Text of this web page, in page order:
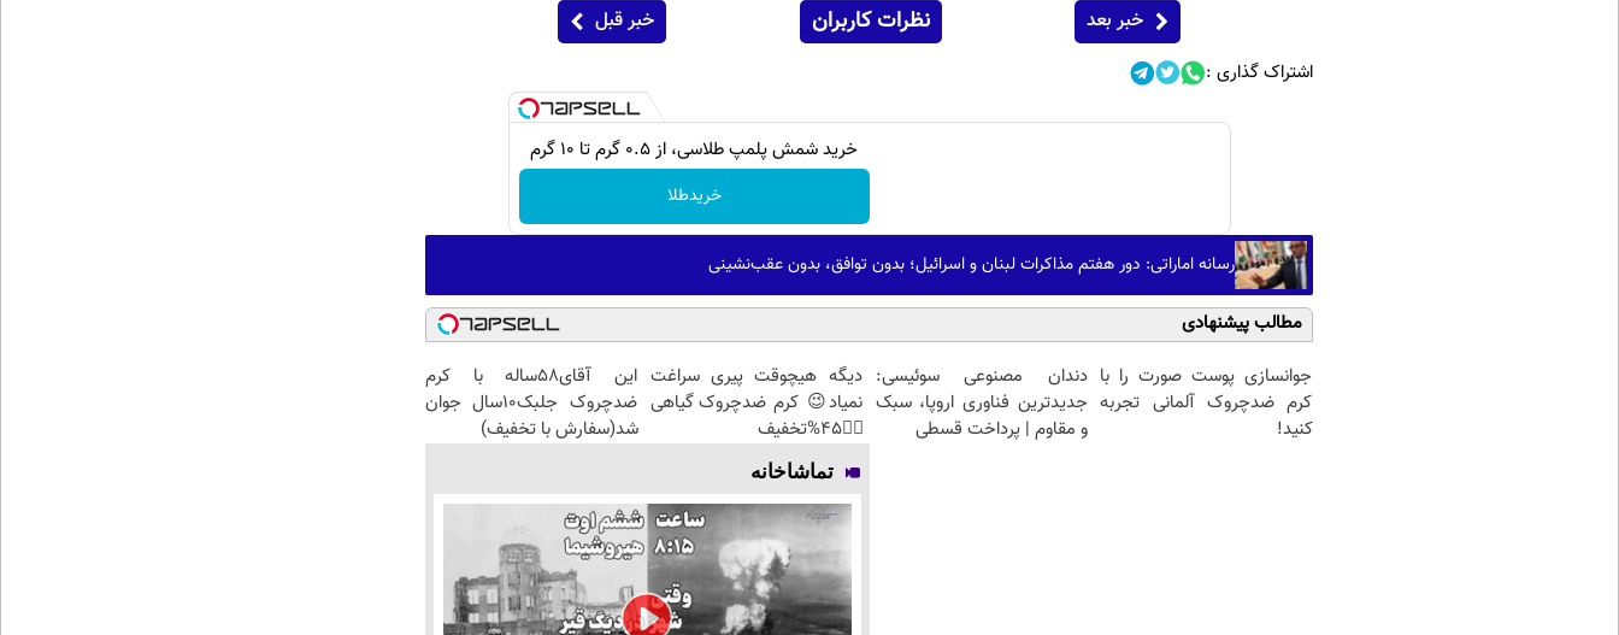
خبر بعد نظرات کاربران خبر قبل
اشتراک گذاری :
خرید شمش پلمپ طلاسی، از ۰.۵ گرم تا ۱۰ گرم
خریدطلا
رسانه اماراتی: دور هفتم مذاکرات لبنان و اسرائیل؛ بدون توافق، بدون عقب‌نشینی
مطالب پیشنهادی
جوانسازی پوست صورت را با
کرم ضدچروک آلمانی تجربه
کنید!
دندان مصنوعی سوئیسی:
جدیدترین فناوری اروپا، سبک
و مقاوم | پرداخت قسطی
دیگه هیچوقت پیری سراغت
نمیاد😉 کرم ضدچروک گیاهی
👈🏻45%تخفیف
این آقای58ساله با کرم
ضدچروک جلبک10سال جوان
شد(سفارش با تخفیف)
تماشاخانه